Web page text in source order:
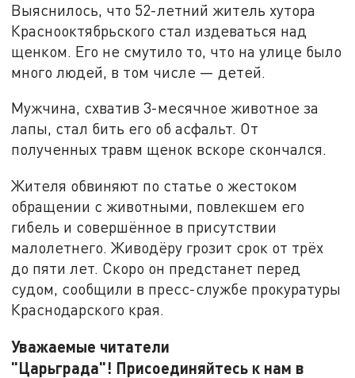
Выяснилось, что 52-летний житель хутора
Краснооктябрьского стал издеваться над
щенком. Его не смутило то, что на улице было
много людей, в том числе — детей.
Мужчина, схватив 3-месячное животное за
лапы, стал бить его об асфальт. От
полученных травм щенок вскоре скончался.
Жителя обвиняют по статье о жестоком
обращении с животными, повлекшем его
гибель и совершённое в присутствии
малолетнего. Живодёру грозит срок от трёх
до пяти лет. Скоро он предстанет перед
судом, сообщили в пресс-службе прокуратуры
Краснодарского края.
Уважаемые читатели
"Царьграда"! Присоединяйтесь к нам в